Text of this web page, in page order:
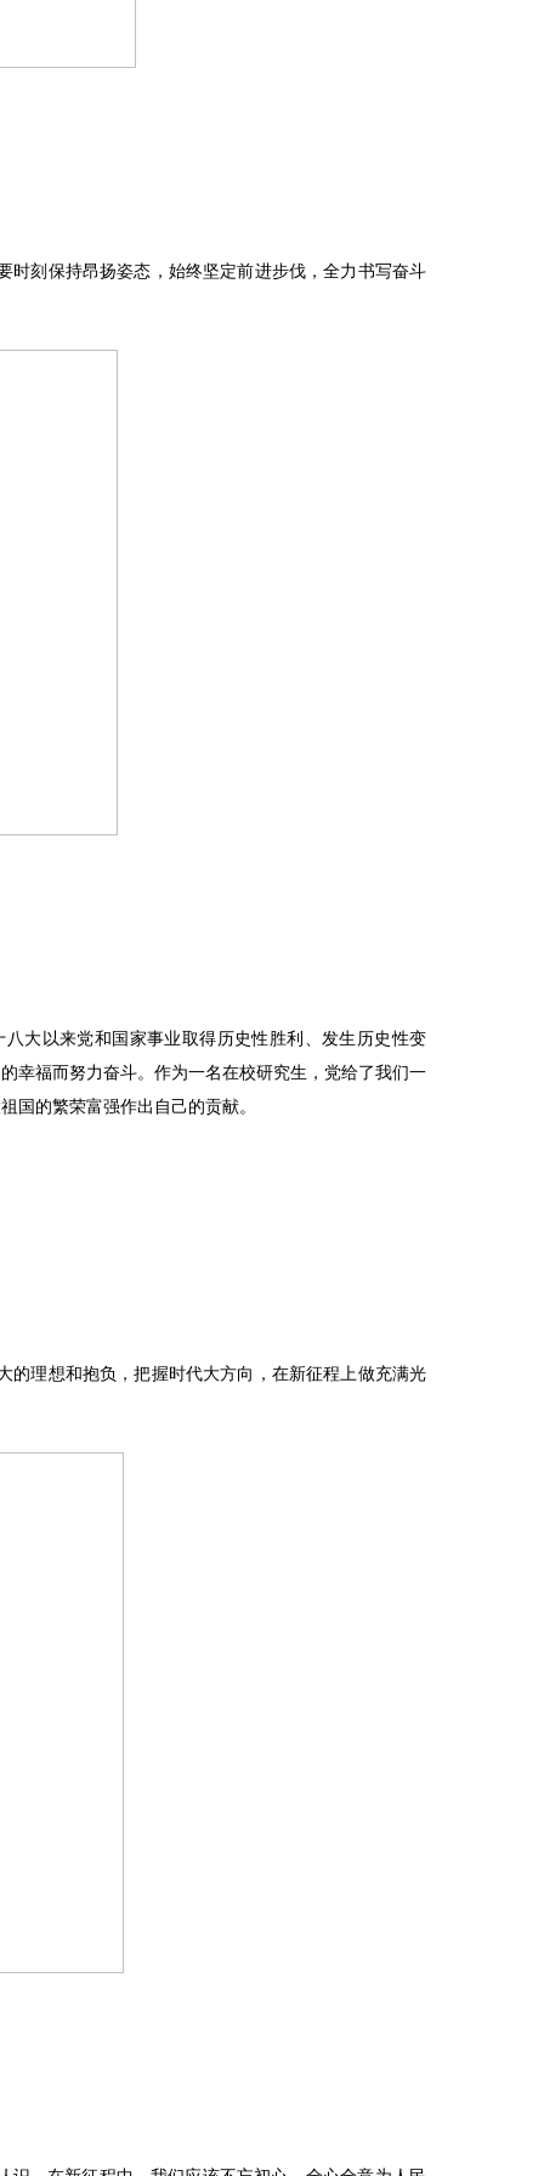
时刻保持昂扬姿态，始终坚定前进步伐，全力书写奋斗
大以来党和国家事业取得历史性胜利、发生历史性变
幸福而努力奋斗。作为一名在校研究生，党给了我们一
国的繁荣富强作出自己的贡献。
的理想和抱负，把握时代大方向，在新征程上做充满光